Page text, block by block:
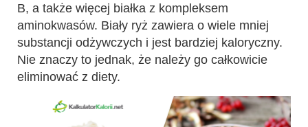
B, a także więcej białka z kompleksem
aminokwasów. Biały ryż zawiera o wiele mniej
substancji odżywczych i jest bardziej kaloryczny.
Nie znaczy to jednak, że należy go całkowicie
eliminować z diety.